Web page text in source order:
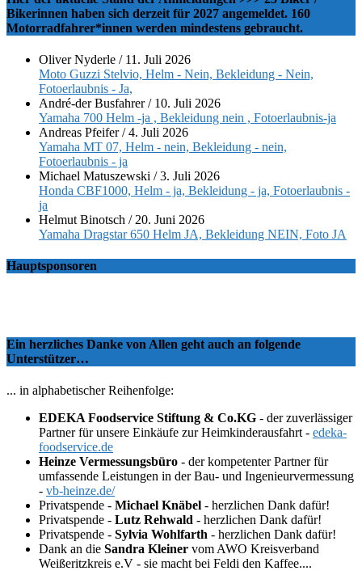
Bikerinnen haben sich derzeit für 2027 angemeldet. 160
Motorradfahrer*innen werden mindestens gebraucht.
Oliver Nyderle / 11. Juli 2026
Moto Guzzi Stelvio, Helm - Nein, Bekleidung - Nein,
Fotoerlaubnis - Ja,
André-der Busfahrer/ 10. Juli 2026
Yamaha 700 Helm -ja , Bekleidung nein , Fotoerlaubnis-ja
Andreas Pfeifer/4. Juli 2026
Yamaha MT 07, Helm - nein, Bekleidung - nein,
Fotoerlaubnis - ja
Michael Matuszewski /3. Juli 2026
Honda CBF1000, Helm - ja, Bekleidung - ja, Fotoerlaubnis -
ja
Helmut Binotsch / 20. Juni 2026
Yamaha Dragstar 650 Helm JA, Bekleidung NEIN, Foto JA
Hauptsponsoren
Ein herzliches Danke von Allen geht auch an folgende
Unterstützer…
... in alphabetischer Reihenfolge:
EDEKA Foodservice Stiftung & Co.KG - der zuverlässiger
Partner für unsere Einkäufe zur Heimkinderausfahrt - edeka-
foodservice.de
Heinze Vermessungsbüro - der kompetenter Partner für
umfassende Leistungen in der Bau- und Ingenieurvermessung
- vb-heinze.de/
Privatspende - Michael Knäbel - herzlichen Dank dafür!
Privatspende - Lutz Rehwald - herzlichen Dank dafür!
Privatspende - Sylvia Wohlfarth - herzlichen Dank dafür!
Dank an die Sandra Kleiner vom AWO Kreisverband
Weißeritzkreis e.V - sie macht bei Feldi den Kaffee....